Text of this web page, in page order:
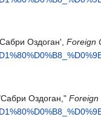
Оздоган', Foreign
Оздоган," Foreign